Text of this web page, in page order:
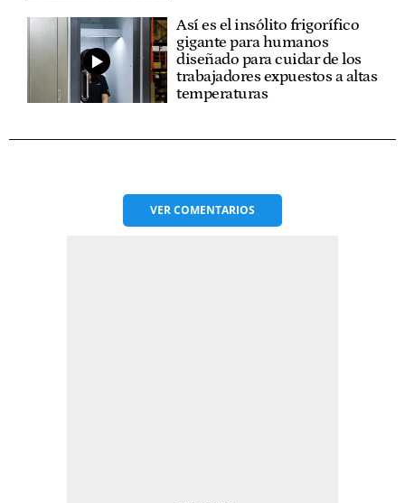
Así es el insólito frigorífico
gigante para humanos
diseñado para cuidar de los
trabajadores expuestos a altas
temperaturas
VERCOMENTARIOS